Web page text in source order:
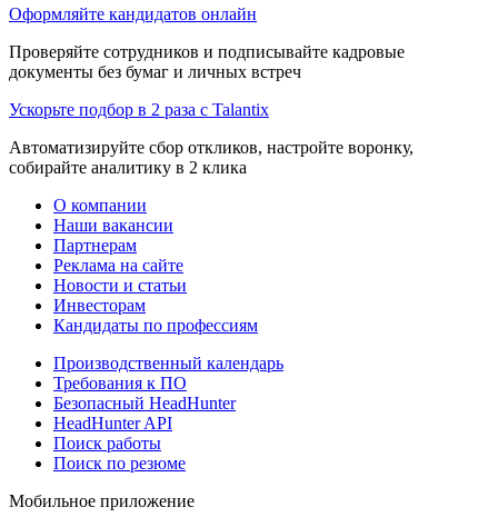
Оформляйте кандидатов онлайн
Проверяйте сотрудников и подписывайте кадровые
документы без бумаг и личных встреч
Ускорьте подбор в 2 раза с Talantix
Автоматизируйте сбор откликов, настройте воронку,
собирайте аналитику в 2 клика
О компании
Наши вакансии
Партнерам
Реклама на сайте
Новости и статьи
Инвесторам
Кандидаты по профессиям
Производственный календарь
Требования к ПО
Безопасный HeadHunter
HeadHunter API
Поиск работы
Поиск по резюме
Мобильное приложение